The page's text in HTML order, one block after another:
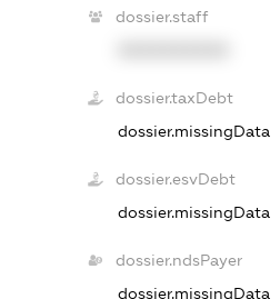
dossier.staff
dossier.taxDebt
dossier.missingData
dossier.esvDebt
dossier.missingData
dossier.ndsPayer
dossier.missingData